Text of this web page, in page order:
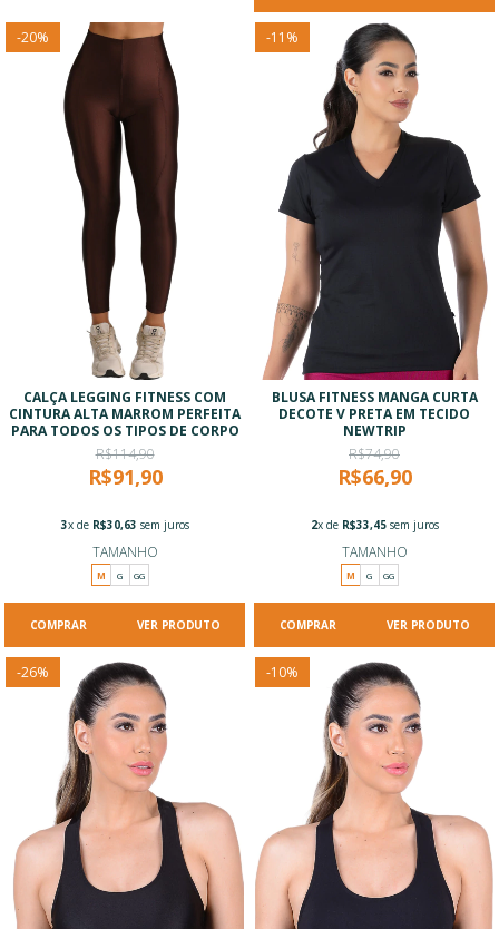
-20%
CALÇA LEGGING FITNESS COM
CINTURA ALTA MARROM PERFEITA
PARA TODOS OS TIPOS DE CORPO
R$114,90
R$91,90
3x de R$30,63 sem juros
TAMANHO
M G GG
VER PRODUTO
-11 %
BLUSA FITNESS MANGA CURTA
DECOTE V PRETA EM TECIDO
NEWTRIP
R$74,90
R$66,90
2x de R$33,45sem juros
TAMANHO
M G GG
VER PRODUTO
-26% -10%